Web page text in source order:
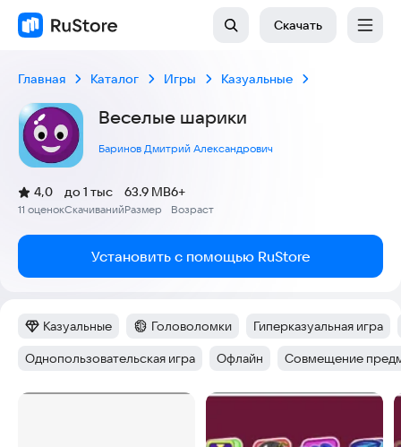
Скачать
Главная Каталог Игры Казуальные
Веселые шарики
Баринов Дмитрий Александрович
Рейтинг:
4,0
(
11 оценок
)
Скачиваний
до 1 тыс
Размер
63.9 MB
Возраст
6+
Установить с помощью RuStore
Категория:
Казуальные Категория:
Головоломки Тег:
Гиперказуальная игра
Тег:
Однопользовательская игра Тег:
Офлайн Тег:
Совмещение
Скриншоты